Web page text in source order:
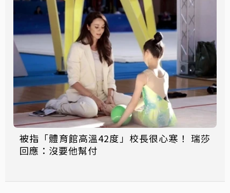
被指「體育館高溫42度」校長很心寒！ 瑞莎
回應：沒要他幫付